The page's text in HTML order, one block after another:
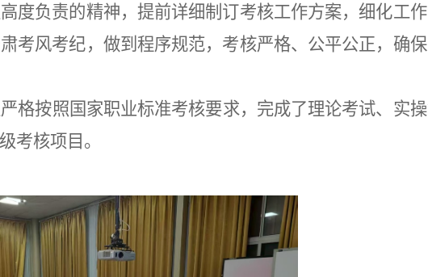
度负责的精神，提前详细制订考核工作方案，细化工作
考风考纪，做到程序规范，考核严格、公平公正，确
格按照国家职业标准考核要求，完成了理论考试、实操
考核项目。